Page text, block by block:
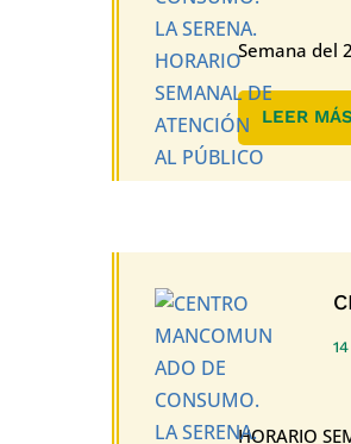
Semana del
LEER MÁS
HORARIO